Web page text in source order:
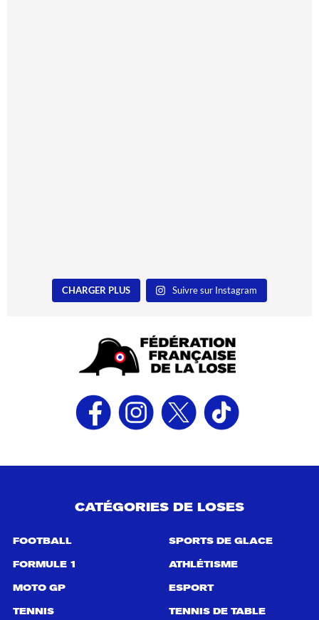
CHARGER PLUS Suivre sur Instagram
CATÉGORIES DE LOSES
FOOTBALL
FORMULE 1
MOTO GP
TENNIS
SPORTS DE GLACE
ATHLÉTISME
ESPORT
TENNIS DE TABLE